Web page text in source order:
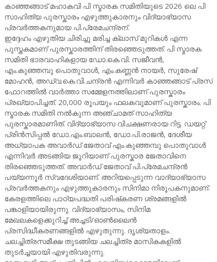
കാഞ്ഞങ്ങാട് മഹാകവി പി സ്മാരക സമിതിയുടെ 2026 ലെ പി
സാഹിത്യ പുരസ്കാരം എഴുത്തുകാരനും വിദ്യാഭ്യാസ
പ്രവർത്തകനുമായ പി.പ്രേമചന്ദ്രന്.
ഇദ്ദേഹം എഴുതിയ ചിരിച്ചു മരിച്ച ക്ലാസ് മുറികൾ എന്ന
പുസ്തകമാണ് പുരസ്കാരത്തിന് തിരഞ്ഞെടുത്തത്. പി സ്മാരക
സമിതി ഭാരവാഹികളായ ഡോ.കെ.വി. സജീവൻ,
എം.കുഞ്ഞമ്പു പൊതുവാൾ, എം.കണ്ണൻ നായർ, സുരേഷ്
മോഹൻ, അഡ്വ.കെ.വി.ചന്ദ്രൻ എന്നിവർ കാഞ്ഞങ്ങാട് പ്രസ്
ഫോറത്തിൽ വാർത്താ സമ്മേളനത്തിലാണ് പുരസ്കാരം
പ്രഖ്യാപിച്ചത്. 20,000 രൂപയും ഫലകവുമാണ് പുരസ്കാരം. പി
സ്മാരക സമിതി നൽകുന്ന അഞ്ചാമത് സാഹിത്യ
പുരസ്കാരമാണിത്. വിദ്യാഭ്യാസ വിചക്ഷണരായ റിട്ട. ഡയറ്റ്
പ്രിൻസിപ്പൽ ഡോ.എം.ബാലൻ, ഡോ.പി.രാജൻ, ദേശീയ
അധ്യാപക അവാർഡ് ജേതാവ് എം.കുഞ്ഞമ്പു പൊതുവാൾ
എന്നിവർ അടങ്ങിയ ജൂറിയാണ് പുരസ്കാര ജേതാവിനെ
തിരഞ്ഞെടുത്തത്. അവാർഡ് ജേതാവ് പി.പ്രേമചന്ദ്രൻ
പയ്യന്നൂർ സ്വദേശിയാണ്. അറിയപ്പെടുന്ന വാദ്യാഭ്യാസ
പ്രവർത്തകനും എഴുത്തുകാരനും സിനിമാ നിരൂപകനുമാണ്.
കേരളത്തിലെ പാഠ്യപദ്ധതി പരിഷ്‌കരണ ശ്രമങ്ങളില്‍
പങ്കാളിയായിരുന്നു. വിദ്യാഭ്യാസം, സിനിമ
മേഖലകളെക്കുറിച്ച് അച്ചടി/ഓണ്‍ലൈന്‍
പ്രസിദ്ധീകരണങ്ങളില്‍ എഴുതുന്നു. ദൃശ്യതാളം.
ചലച്ചിത്രസമീക്ഷ തുടങ്ങിയ ചലച്ചിത്ര മാസികകളില്‍
തുടര്‍ച്ചയായി എഴുതിവരുന്നു.